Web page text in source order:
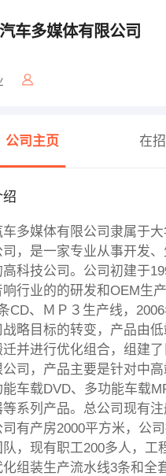
车多媒体有限公司
公司主页 在
绍
多媒体有限公司隶属于
，是一家专业从事开发
科技公司。公司初建于
行业的的研发和OEM生
CD、ＭＰ３生产线，
略目标的转变，产品由低
并进行优化组合，组建
司，产品主要是针对中
车载DVD、多功能车载
系列产品。总公司现有
有产房2000平方米，公
，现有职工200多人，工
组装生产流水线3条和全